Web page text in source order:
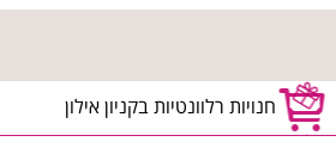
חנויות רלוונטיות בקניון אילון